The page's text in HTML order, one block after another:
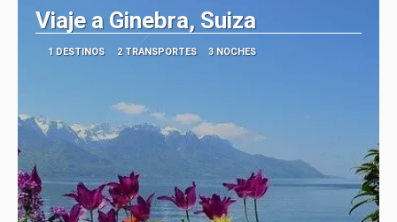
Viaje a Ginebra, Suiza
1 DESTINOS 2 TRANSPORTES 3 NOCHES